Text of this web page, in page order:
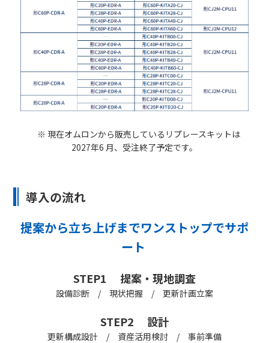
※ 現在オムロンから販売しているリプレースキットは
2027年6 月、受注終了予定です。
導入の流れ
提案から立ち上げまでワンストップでサポ
ート
STEP1 提案・現地調査
設備診断 / 現状把握 / 更新計画立案
STEP2 設計
更新構成設計 / 資産活用検討 / 事前準備